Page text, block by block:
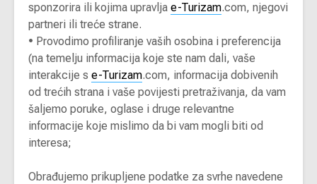
sponzorira ili kojima upravlja e-Turizam.com, njegovi
partneri ili treće strane.
• Provodimo profiliranje vaših osobina i preferencija
(na temelju informacija koje ste nam dali, vaše
interakcije s e-Turizam.com, informacija dobivenih
od trećih strana i vaše povijesti pretraživanja, da vam
šaljemo poruke, oglase i druge relevantne
informacije koje mislimo da bi vam mogli biti od
interesa;
Obrađujemo prikupljene podatke za svrhe navedene